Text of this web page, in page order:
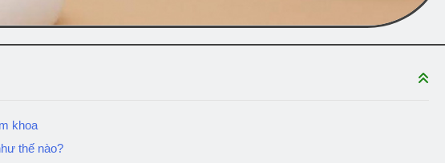
khoa
thế nào?